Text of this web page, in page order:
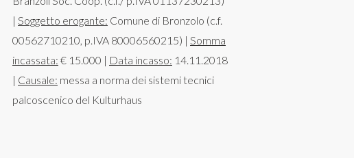
| Soggetto erogante: Comune di Bronzolo (c.f.
00562710210, p.IVA 80006560215) | Somma
incassata: € 15.000 | Data incasso: 14.11.2018
| Causale: messa a norma dei sistemi tecnici
palcoscenico del Kulturhaus